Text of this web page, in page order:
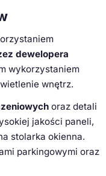
dewelopera
wykorzystaniem
wnętrz.
oraz detali
jakości paneli,
stolarka okienna.
parkingowymi oraz